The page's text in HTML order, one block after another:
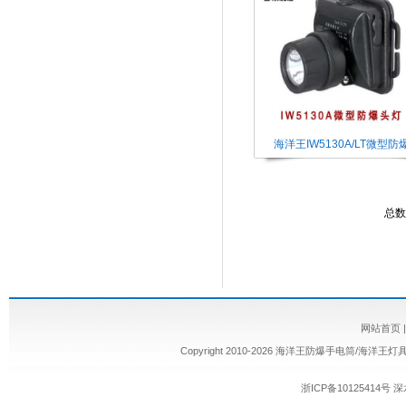
海洋王IW5130A/LT微型防
总
网站首页
Copyright 2010-2026 海洋王防爆手电筒/海洋王灯
浙ICP备10125414号深